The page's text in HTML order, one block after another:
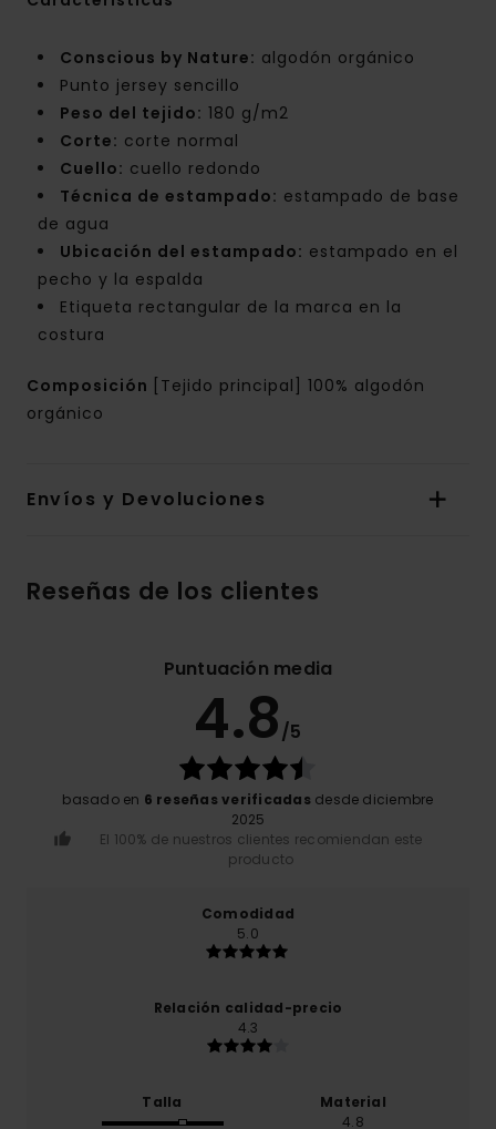
Conscious by Nature: algodón orgánico
Punto jersey sencillo
Peso del tejido: 180 g/m2
Corte: corte normal
Cuello: cuello redondo
Técnica de estampado: estampado de base
de agua
Ubicación del estampado: estampado en el
pecho y la espalda
Etiqueta rectangular de la marca en la
costura
Composición
[Tejido principal] 100% algodón
orgánico
Envíos y Devoluciones
Reseñas de los clientes
Puntuación media
4.8/5
basado en 6 reseñas verificadas desde diciembre
2025
El 100% de nuestros clientes recomiendan este
producto
Comodidad
5.0
Relación calidad-precio
4.3
Talla
Material
4.8